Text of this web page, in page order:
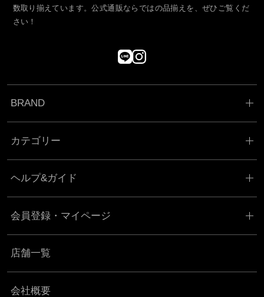
数取り揃えています。公式通販ならではの品揃えを、ぜひご覧くだ
さい！
BRAND
カテゴリー
ヘルプ&ガイド
会員登録・マイページ
店舗一覧
会社概要